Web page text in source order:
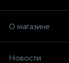
О магазине
Новости